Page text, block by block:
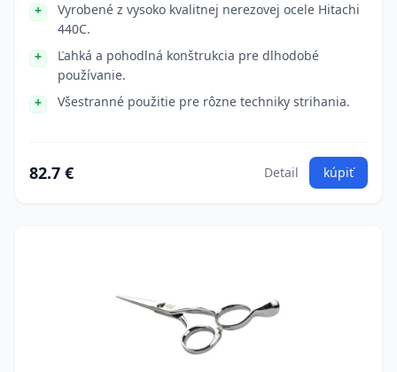
Vyrobené z vysoko kvalitnej nerezovej ocele Hitachi
440C.
Ľahká a pohodlná konštrukcia pre dlhodobé
používanie.
Všestranné použitie pre rôzne techniky strihania.
82.7 € Detail kúpiť